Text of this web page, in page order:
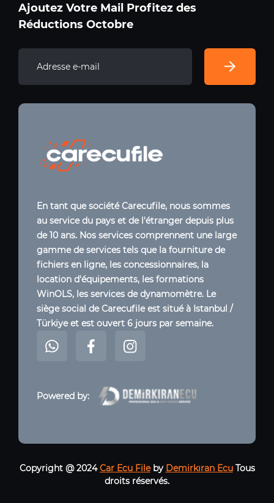
Ajoutez Votre Mail Profitez des
Réductions Octobre
En tant que société Carecufile, nous sommes
au service du pays et de l'étranger depuis plus
de 10 ans. Nos services comprennent une large
gamme de services tels que la fourniture de
fichiers en ligne, les concessionnaires, la
location d'équipements, les formations
WinOLS, les services de dynamomètre. Le
siège social de Carecufile est situé à Istanbul /
Türkiye et est ouvert 6 jours par semaine.
Powered by:
Copyright @ 2024Car Ecu Fileby Demirkıran EcuTous
droits réservés.